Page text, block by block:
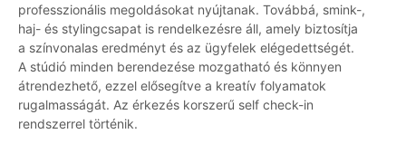
professzionális megoldásokat nyújtanak. Továbbá, smink-,
haj- és stylingcsapat is rendelkezésre áll, amely biztosítja
a színvonalas eredményt és az ügyfelek elégedettségét.
A stúdió minden berendezése mozgatható és könnyen
átrendezhető, ezzel elősegítve a kreatív folyamatok
rugalmasságát. Az érkezés korszerű self check-in
rendszerrel történik.